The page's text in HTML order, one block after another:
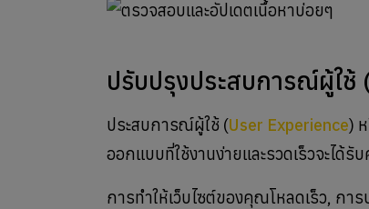
ปรับปรุงประสบการณ์ผู้ใช้
ประสบการณ์ผู้ใช้ (User Experience)
ออกแบบที่ใช้งานง่ายและรวดเร็วจะได้รั
การทำให้เว็บไซต์ของคุณโหลดเร็ว, กา